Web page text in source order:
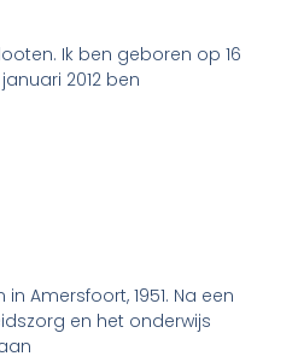
Ik ben geboren op 16
2012 ben
Amersfoort, 1951. Na een
en het onderwijs